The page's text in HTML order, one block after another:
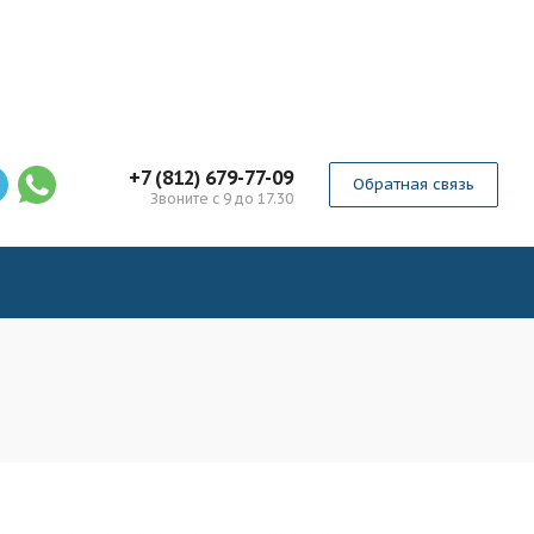
+7 (812) 679-77-09
Звоните с 9 до 17.30
Обратная связь